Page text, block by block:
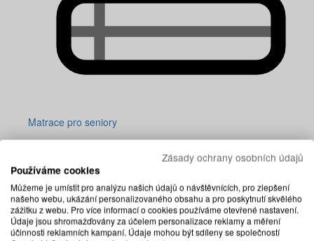
Matrace pro seniory
Zásady ochrany osobních údajů
Používáme cookies
Můžeme je umístit pro analýzu našich údajů o návštěvnících, pro zlepšení
našeho webu, ukázání personalizovaného obsahu a pro poskytnutí skvělého
zážitku z webu. Pro více informací o cookies používáme otevřené nastavení.
Údaje jsou shromažďovány za účelem personalizace reklamy a měření
účinnosti reklamních kampaní. Údaje mohou být sdíleny se společností